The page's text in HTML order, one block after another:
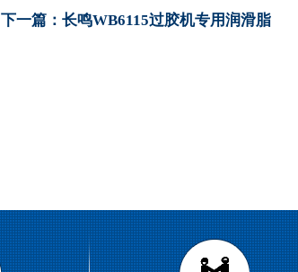
下一篇： 长鸣WB6115过胶机专用润滑脂